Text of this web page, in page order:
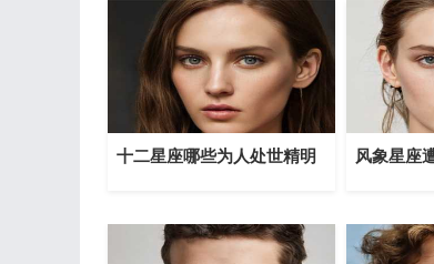
十二星座哪些为人处世精明